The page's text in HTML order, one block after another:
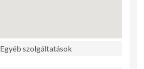
Egyéb szolgáltatások